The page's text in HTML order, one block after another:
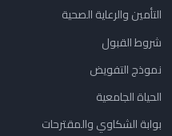
التأمين والرعاية الصحية
شروط القبول
نموذج التفويض
الحياة الجامعية
بوابة الشكاوي والمقترحات